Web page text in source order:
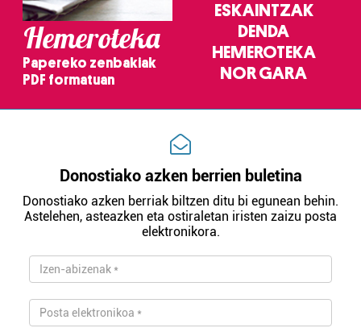
Hemeroteka
Papereko zenbakiak
PDF formatuan
ESKAINTZAK
DENDA
HEMEROTEKA
NOR GARA
Donostiako azken berrien buletina
Donostiako azken berriak biltzen ditu bi egunean behin.
Astelehen, asteazken eta ostiraletan iristen zaizu posta
elektronikora.